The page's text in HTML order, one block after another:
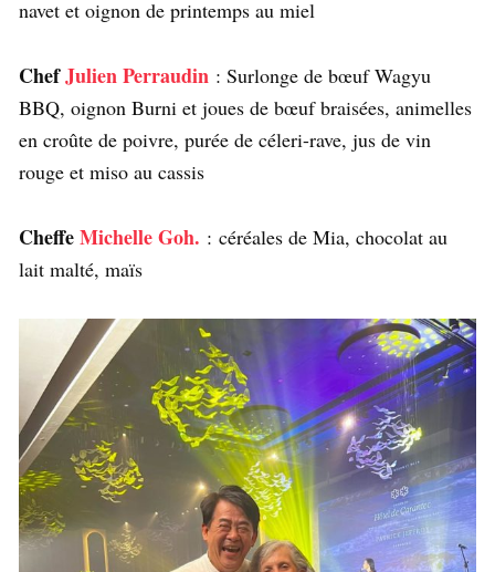
navet et oignon de printemps au miel
ChefJulien Perraudin : Surlonge de bœuf Wagyu
BBQ, oignon Burni et joues de bœuf braisées, animelles
en croûte de poivre, purée de céleri-rave, jus de vin
rouge et miso au cassis
CheffeMichelle Goh. : céréales de Mia, chocolat au
lait malté, maïs